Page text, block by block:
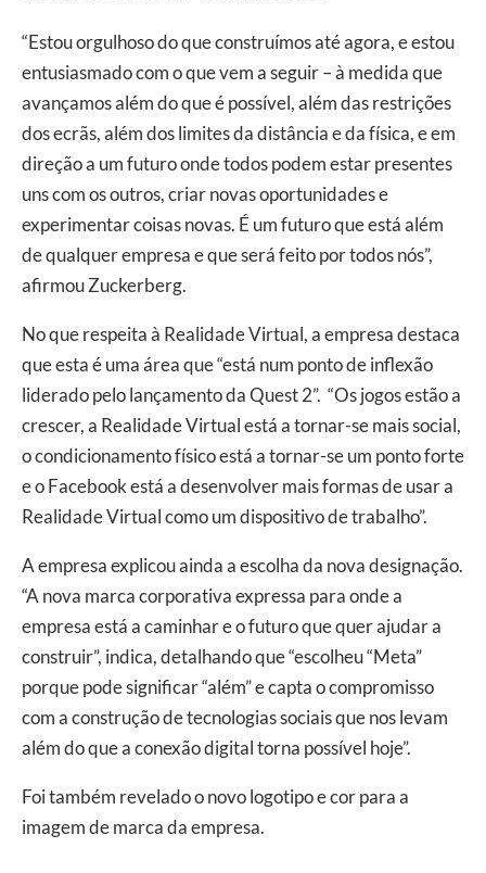
“Estou orgulhoso do que construímos até agora, e estou
entusiasmado com o que vem a seguir – à medida que
avançamos além do que é possível, além das restrições
dos ecrãs, além dos limites da distância e da física, e em
direção a um futuro onde todos podem estar presentes
uns com os outros, criar novas oportunidades e
experimentar coisas novas. É um futuro que está além
de qualquer empresa e que será feito por todos nós”,
afirmou Zuckerberg.
No que respeita à Realidade Virtual, a empresa destaca
que esta é uma área que “está num ponto de inflexão
liderado pelo lançamento da Quest 2”. “Os jogos estão a
crescer, a Realidade Virtual está a tornar-se mais social,
o condicionamento físico está a tornar-se um ponto forte
e o Facebook está a desenvolver mais formas de usar a
Realidade Virtual como um dispositivo de trabalho”.
A empresa explicou ainda a escolha da nova designação.
“A nova marca corporativa expressa para onde a
empresa está a caminhar e o futuro que quer ajudar a
construir”, indica, detalhando que “escolheu “Meta”
porque pode significar “além” e capta o compromisso
com a construção de tecnologias sociais que nos levam
além do que a conexão digital torna possível hoje”.
Foi também revelado o novo logotipo e cor para a
imagem de marca da empresa.